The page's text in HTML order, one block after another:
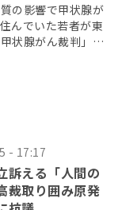
の影響で甲状腺が
んでいた若者が東
状腺がん裁判」の
開かれた。裁 […]
- 17:17
訴える「人間の
裁取り囲み原発